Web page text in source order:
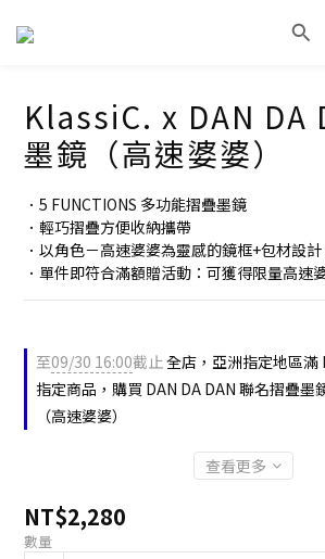
KlassiC. x DAN DA
墨鏡（高速婆婆）
．5 FUNCTIONS 多功能摺疊墨鏡
．輕巧摺疊方便收納攜帶
．以角色－高速婆婆為靈感的鏡框+包材設
．單件即符合滿額贈活動：可獲得限量高速
至09/30 16:00截止全店，亞洲指定地區滿
指定商品，購買 DAN DA DAN 聯名摺疊墨
（高速婆婆）
查看更多
NT$2,280
數量